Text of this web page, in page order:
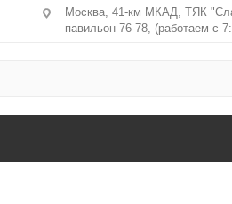
Москва, 41-км МКАД, ТЯК
павильон 76-78, (работаем с